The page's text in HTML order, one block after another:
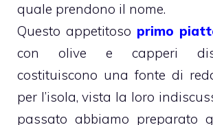
quale prendono il nome.
Questo appetitoso primo
con olive e capperi
costituiscono una fonte di
per l’isola, vista la loro
passato abbiamo preparato